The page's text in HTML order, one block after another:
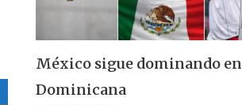
México sigue dominando en
Dominicana